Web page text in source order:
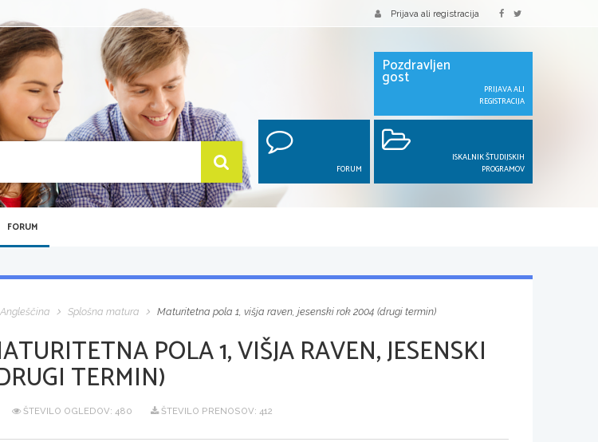
Prijava ali registracija
Pozdravljen
gost
PRIJAVA ALI
REGISTRACIJA
FORUM
ISKALNIK ŠTUDIJSKIH
PROGRAMOV
FORUM
Angleščina Splošna matura Maturitetna pola 1, višja raven, jesenski rok 2004 (drugi termin)
POLA 1, VIŠJA RAVEN, JESENSKI
TERMIN)
ŠTEVILO OGLEDOV: 480 ŠTEVILO PRENOSOV: 412